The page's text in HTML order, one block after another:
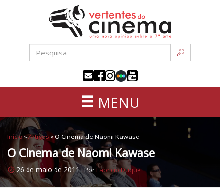
conteúdo
sétima
MENU
Início »Artigos »O Cinema de Naomi Kawase
O Cinema de Naomi Kawase
26 de maio de 2011 PorFabricio Duque